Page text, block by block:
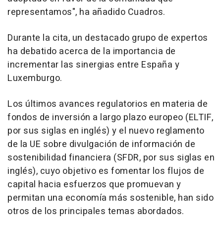
representamos", ha añadido Cuadros.
Durante la cita, un destacado grupo de expertos
ha debatido acerca de la importancia de
incrementar las sinergias entre España y
Luxemburgo.
Los últimos avances regulatorios en materia de
fondos de inversión a largo plazo europeo (ELTIF,
por sus siglas en inglés) y el nuevo reglamento
de la UE sobre divulgación de información de
sostenibilidad financiera (SFDR, por sus siglas en
inglés), cuyo objetivo es fomentar los flujos de
capital hacia esfuerzos que promuevan y
permitan una economía más sostenible, han sido
otros de los principales temas abordados.